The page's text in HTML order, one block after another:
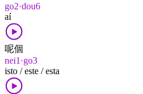
go2·dou6
aí
呢個
nei1·go3
isto / este / esta